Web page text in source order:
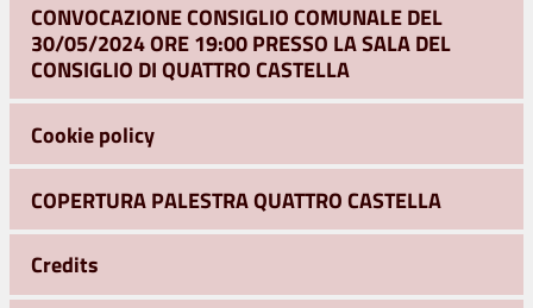
CONVOCAZIONE CONSIGLIO COMUNALE DEL
30/05/2024 ORE 19:00 PRESSO LA SALA DEL
CONSIGLIO DI QUATTRO CASTELLA
Cookie policy
COPERTURA PALESTRA QUATTRO CASTELLA
Credits